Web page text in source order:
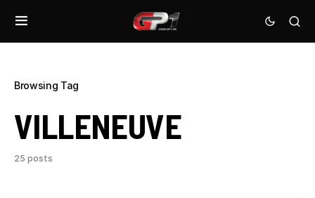
Browsing Tag
VILLENEUVE
25 posts